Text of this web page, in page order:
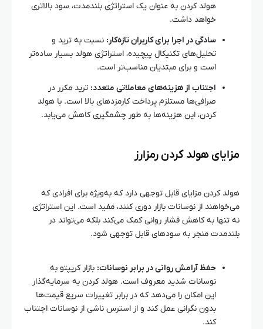
هولد کردن به عنوان یک استراتژی بلندمدت، سود بالاتری
خواهد داشت.
سادگی در اجرا برای کاربران تازه‌کار: نسبت به ترید و
تحلیل‌های تکنیکال پیچیده، استراتژی هولد بسیار ساده‌تر
است و برای مبتدیان مناسب‌تر است.
اجتناب از هزینه‌های معاملاتی متعدد: ترید مکرر در
صرافی‌ها مستلزم پرداخت کارمزدهای بالا است. با هولد
کردن، این هزینه‌ها به طور چشمگیری کاهش می‌یابد.
مزایای هولد کردن رمزارز
هولد کردن مزایای قابل توجهی دارد که به‌ویژه برای افرادی که
می‌خواهند از نوسانات بازار دوری کنند، مفید است. این استراتژی
نه تنها به کاهش فشار روانی کمک می‌کند بلکه می‌تواند در
بلندمدت منجر به سودهای قابل توجهی شود.
حفظ آرامش روانی در برابر نوسانات: بازار کریپتو به
نوسانات شدید معروف است. هولد کردن به سرمایه‌گذار
این امکان را می‌دهد که در برابر تغییرات سریع قیمت‌ها
بدون نگرانی عمل کند و از استرس ناشی از نوسانات اجتناب
کند.